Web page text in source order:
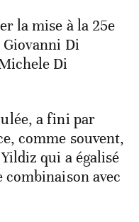
la mise à la 25e
Di
Di
a fini par
comme souvent,
qui a égalisé
combinaison avec